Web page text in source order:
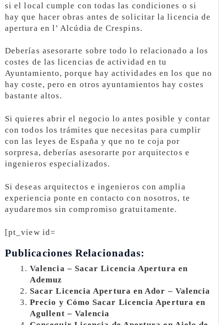
si el local cumple con todas las condiciones o si
hay que hacer obras antes de solicitar la licencia de
apertura en l’ Alcúdia de Crespins.
Deberías asesorarte sobre todo lo relacionado a los
costes de las licencias de actividad en tu
Ayuntamiento, porque hay actividades en los que no
hay coste, pero en otros ayuntamientos hay costes
bastante altos.
Si quieres abrir el negocio lo antes posible y contar
con todos los trámites que necesitas para cumplir
con las leyes de España y que no te coja por
sorpresa, deberías asesorarte por arquitectos e
ingenieros especializados.
Si deseas arquitectos e ingenieros con amplia
experiencia ponte en contacto con nosotros, te
ayudaremos sin compromiso gratuitamente.
[pt_view id=
Publicaciones Relacionadas:
Valencia – Sacar Licencia Apertura en
Ademuz
Sacar Licencia Apertura en Ador – Valencia
Precio y Cómo Sacar Licencia Apertura en
Agullent – Valencia